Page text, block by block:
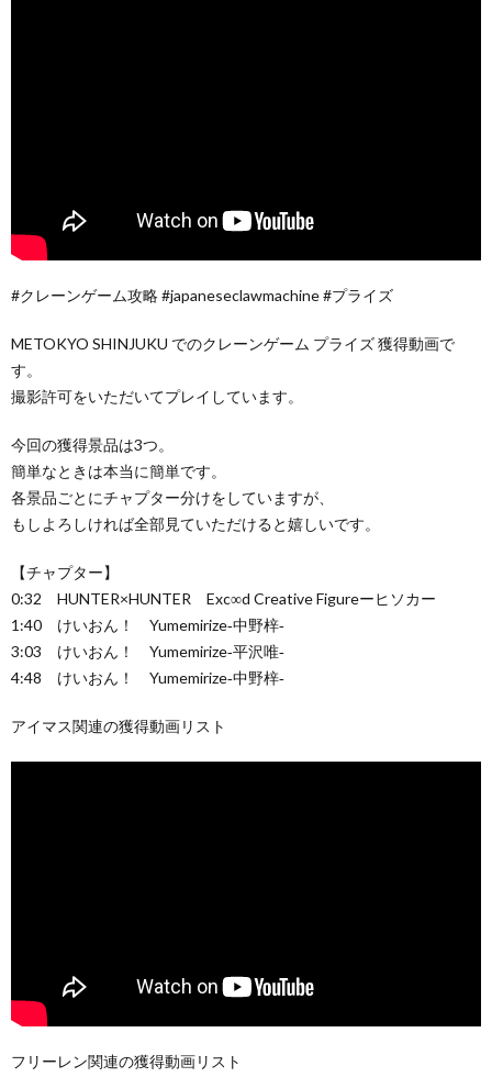
#クレーンゲーム攻略 #japaneseclawmachine #プライズ
METOKYO SHINJUKU でのクレーンゲーム プライズ 獲得動画で
す。
撮影許可をいただいてプレイしています。
今回の獲得景品は3つ。
簡単なときは本当に簡単です。
各景品ごとにチャプター分けをしていますが、
もしよろしければ全部見ていただけると嬉しいです。
【チャプター】
0:32 HUNTER×HUNTER Exc∞d Creative Figureーヒソカー
1:40 けいおん！ Yumemirize‐中野梓‐
3:03 けいおん！ Yumemirize‐平沢唯‐
4:48 けいおん！ Yumemirize‐中野梓‐
アイマス関連の獲得動画リスト
フリーレン関連の獲得動画リスト